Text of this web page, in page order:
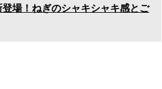
場！ねぎのシャキシャキ感とご